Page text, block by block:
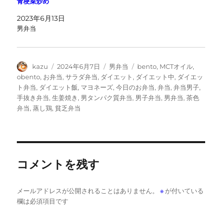
2023年6月13日
男弁当
投
稿
者
kazu
投
稿
日:
2024年6月7日
カ
テ
ゴ
リ
男弁当
タ
グ
bento, MCTオイル,
obento, お弁当,サラダ弁当, ダイエット , ダイエット中, ダイエッ
ト弁当, ダイエット飯, マヨネーズ,今日のお弁当,弁当,弁当男子,
手抜き弁当,生姜焼き , 男タンパク質弁当, 男子弁当, 男弁当,茶色
弁当,蒸し鶏,貧乏弁当
コメントを残す
メールアドレスが公開されることはありません。 ※ が付いている
欄は必須項目です